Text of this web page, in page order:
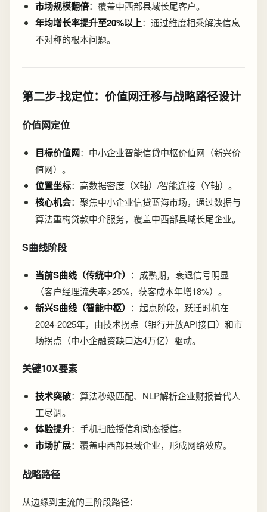
市场规模翻倍：覆盖中西部县域长尾客户。
年均增长率提升至20%以上：通过维度相乘解决信息
不对称的根本问题。
第二步-找定位：价值网迁移与战略路径设计
价值网定位
目标价值网：中小企业智能信贷中枢价值网（新兴价
值网）。
位置坐标：高数据密度（X轴）/智能连接（Y轴）。
核心机会：聚焦中小企业信贷蓝海市场，通过数据与
算法重构贷款中介服务，覆盖中西部县域长尾企业。
S曲线阶段
当前S曲线（传统中介） ：成熟期，衰退信号明显
（客户经理流失率>25%，获客成本年增18%）。
新兴S曲线（智能中枢） ：起点阶段，跃迁时机在
2024-2025年，由技术拐点（银行开放API接口）和市
场拐点（中小企融资缺口达4万亿）驱动。
关键10X要素
技术突破：算法秒级匹配、NLP解析企业财报替代人
工尽调。
体验提升：手机扫脸授信和动态授信。
市场扩展：覆盖中西部县域企业，形成网络效应。
战略路径
从边缘到主流的三阶段路径：